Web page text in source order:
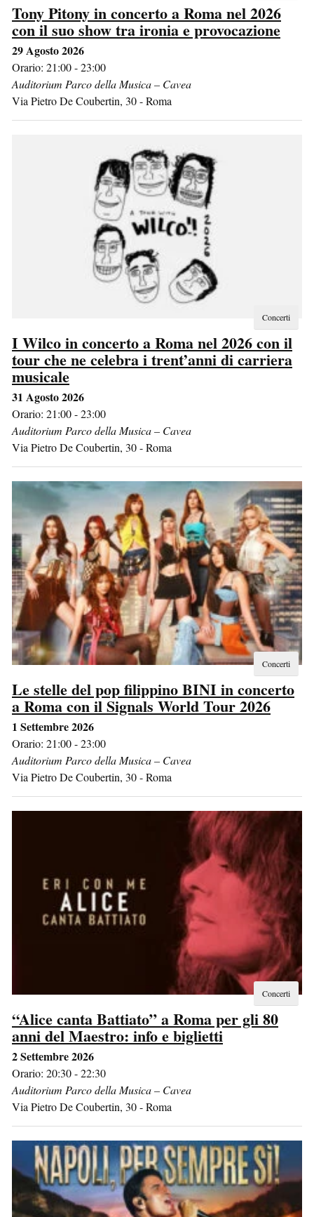
Tony Pitony in concerto a Roma nel 2026
con il suo show tra ironia e provocazione
29 Agosto 2026
Orario: 21:00 - 23:00
Auditorium Parco della Musica – Cavea
Via Pietro De Coubertin, 30-Roma
Concerti
I Wilco in concerto a Roma nel 2026 con il
tour che ne celebra i trent’anni di carriera
musicale
31 Agosto 2026
Orario: 21:00 - 23:00
Auditorium Parco della Musica – Cavea
Via Pietro De Coubertin, 30-Roma
Concerti
Le stelle del pop filippino BINI in concerto
a Roma con il Signals World Tour 2026
1 Settembre 2026
Orario: 21:00 - 23:00
Auditorium Parco della Musica – Cavea
Via Pietro De Coubertin, 30-Roma
Concerti
“Alice canta Battiato” a Roma per gli 80
anni del Maestro: info e biglietti
2 Settembre 2026
Orario: 20:30 - 22:30
Auditorium Parco della Musica – Cavea
Via Pietro De Coubertin, 30-Roma